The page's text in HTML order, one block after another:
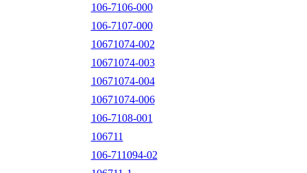
106-7106-000
106-7107-000
10671074-002
10671074-003
10671074-004
10671074-006
106-7108-001
106711
106-711094-02